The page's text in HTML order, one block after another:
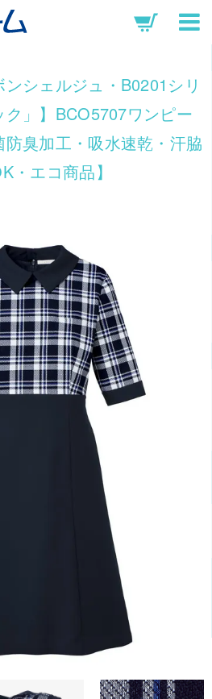
ンシェルジュ・B0201シリ
」】BCO5707ワンピー
臭加工・吸水速乾・汗脇
・エコ商品】